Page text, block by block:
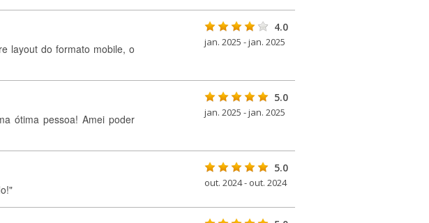
layout do formato mobile, o
4.0
jan. 2025 - jan. 2025
ótima pessoa! Amei poder
5.0
jan. 2025 - jan. 2025
5.0
out. 2024 - out. 2024